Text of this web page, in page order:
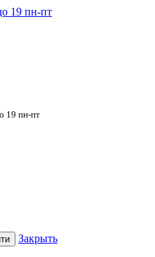
19 пн-пт
19 пн-пт
Закрыть